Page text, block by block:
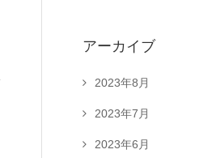
アーカイブ
2023年8月
2023年7月
2023年6月